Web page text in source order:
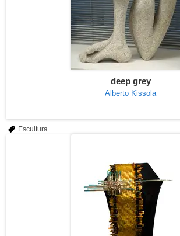
deep grey
Alberto Kissola
Escultura